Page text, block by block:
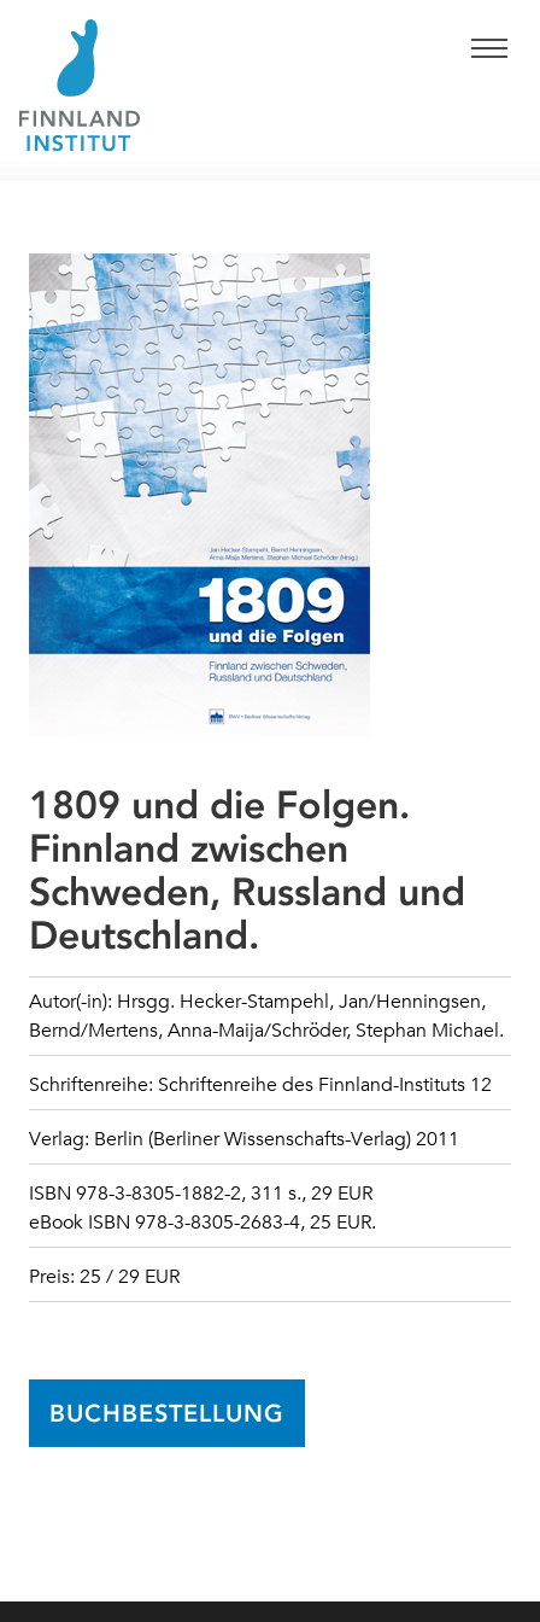
1809 und die Folgen.
Finnland zwischen
Schweden, Russland und
Deutschland.
Autor(-in): Hrsgg. Hecker-Stampehl, Jan/Henningsen,
Bernd/Mertens, Anna-Maija/Schröder, Stephan Michael.
Schriftenreihe: Schriftenreihe des Finnland-Instituts 12
Verlag: Berlin (Berliner Wissenschafts-Verlag) 2011
ISBN 978-3-8305-1882-2, 311 s., 29 EUR
eBook ISBN 978-3-8305-2683-4, 25 EUR.
Preis: 25 / 29 EUR
BUCHBESTELLUNG